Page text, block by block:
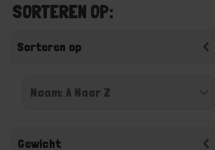
SORTEREN OP:
Sorteren op
Gewicht